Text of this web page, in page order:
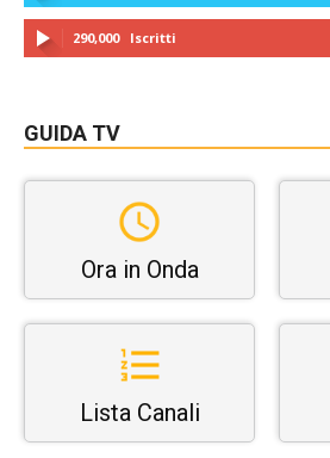
290,000 Iscritti
GUIDA TV
Ora in Onda
Lista Canali